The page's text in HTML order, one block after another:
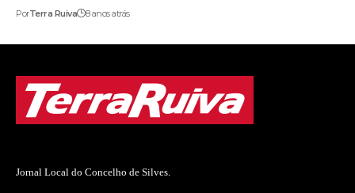
PorTerra Ruiva 8 anos atrás
Jornal Local do Concelho de Silves.